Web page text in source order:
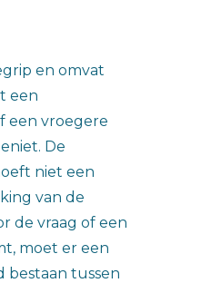
en omvat
een
een vroegere
De
niet een
van de
de vraag of een
moet er een
bestaan tussen